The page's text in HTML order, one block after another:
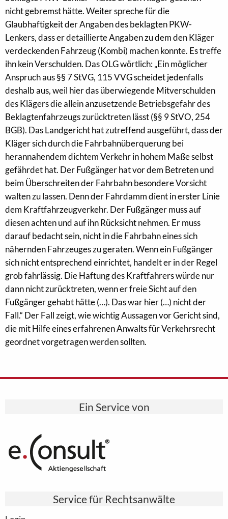
nicht gebremst hätte. Weiter spreche für die
Glaubhaftigkeit der Angaben des beklagten PKW-
Lenkers, dass er detaillierte Angaben zu dem den Kläger
verdeckenden Fahrzeug (Kombi) machen konnte. Es treffe
ihn kein Verschulden. Das OLG wörtlich: „Ein möglicher
Anspruch aus §§ 7 StVG, 115 VVG scheidet jedenfalls
deshalb aus, weil hier das überwiegende Mitverschulden
des Klägers die allein anzusetzende Betriebsgefahr des
Beklagtenfahrzeugs zurücktreten lässt (§§ 9 StVO, 254
BGB). Das Landgericht hat zutreffend ausgeführt, dass der
Kläger sich durch die Fahrbahnüberquerung bei
herannahendem dichtem Verkehr in hohem Maße selbst
gefährdet hat. Der Fußgänger hat vor dem Betreten und
beim Überschreiten der Fahrbahn besondere Vorsicht
walten zu lassen. Denn der Fahrdamm dient in erster Linie
dem Kraftfahrzeugverkehr. Der Fußgänger muss auf
diesen achten und auf ihn Rücksicht nehmen. Er muss
darauf bedacht sein, nicht in die Fahrbahn eines sich
nähernden Fahrzeuges zu geraten. Wenn ein Fußgänger
sich nicht entsprechend einrichtet, handelt er in der Regel
grob fahrlässig. Die Haftung des Kraftfahrers würde nur
dann nicht zurücktreten, wenn er freie Sicht auf den
Fußgänger gehabt hätte (…). Das war hier (…) nicht der
Fall.“ Der Fall zeigt, wie wichtig Aussagen vor Gericht sind,
die mit Hilfe eines erfahrenen Anwalts für Verkehrsrecht
geordnet vorgetragen werden sollten.
Ein Service von
Service für Rechtsanwälte